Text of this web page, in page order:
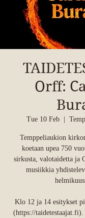
Orff:
Tue 10 Feb
Temppeliaukion
koetaan upea 750
sirkusta, valotaidetta ja
musiikkia
Klo 12 ja 14 esitykset
(https://